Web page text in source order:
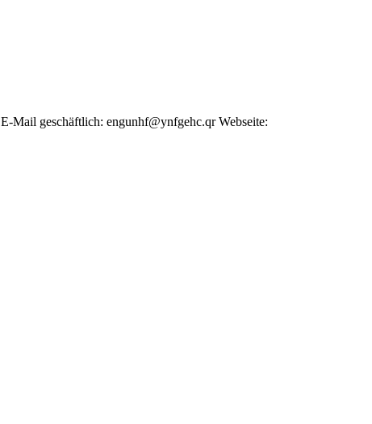
E-Mail geschäftlich: engunhf@ynfgehc.qr Webseite: